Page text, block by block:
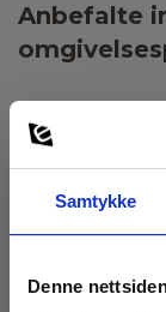
Samtykke
Denne
Anbefalte